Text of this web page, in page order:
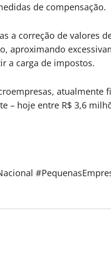
de compensação.
a correção de valores
aproximando
a carga de impostos.
atualmente
hoje entre R$ 3,6